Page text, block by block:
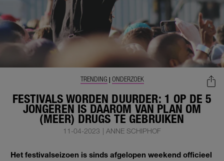
FESTIVALS WORDEN DUURDER: 1 OP DE 5
JONGEREN IS DAAROM VAN PLAN OM
(MEER) DRUGS TE GEBRUIKEN
TRENDING | ONDERZOEK
11-04-2023 | ANNE SCHIPHOF
Het festivalseizoen is sinds afgelopen weekend officieel